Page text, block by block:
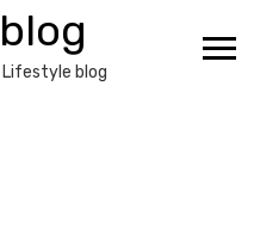
Lifestyle blog